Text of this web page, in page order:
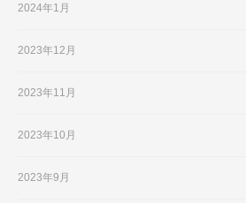
2024年1月
2023年12月
2023年11月
2023年10月
2023年9月